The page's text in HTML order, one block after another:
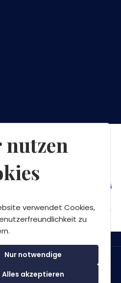
Bay Speedboat Tours
Vorbehalten.
verwendet Cookies,
zu
Nur notwendige
Alles akzeptieren